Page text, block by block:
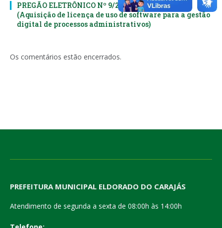
PREGÃO ELETRÔNICO Nº 9/2023-042-PMEC
(Aquisição de licença de uso de software para a gestão
digital de processos administrativos)
Os comentários estão encerrados.
PREFEITURA MUNICIPAL ELDORADO DO CARAJÁS
Atendimento de segunda a sexta de 08:00h às 14:00h